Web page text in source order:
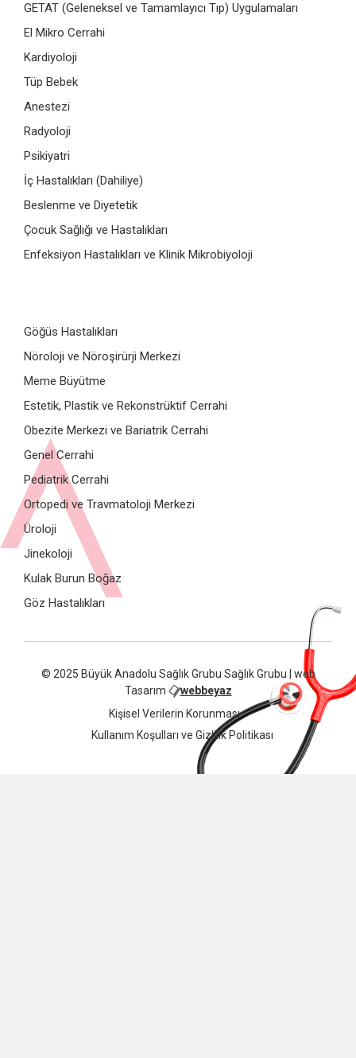
GETAT (Geleneksel ve Tamamlayıcı Tıp) Uygulamaları
El Mikro Cerrahi
Kardiyoloji
Tüp Bebek
Anestezi
Radyoloji
Psikiyatri
İç Hastalıkları (Dahiliye)
Beslenme ve Diyetetik
Çocuk Sağlığı ve Hastalıkları
Enfeksiyon Hastalıkları ve Klinik Mikrobiyoloji
Göğüs Hastalıkları
Nöroloji ve Nöroşirürji Merkezi
Meme Büyütme
Estetik, Plastik ve Rekonstrüktif Cerrahi
Obezite Merkezi ve Bariatrik Cerrahi
Genel Cerrahi
Pediatrik Cerrahi
Ortopedi ve Travmatoloji Merkezi
Üroloji
Jinekoloji
Kulak Burun Boğaz
Göz Hastalıkları
Kişisel Verilerin Korunması
Kullanım Koşulları ve Gizlilik Politikası
© 2025 Büyük Anadolu Sağlık Grubu Sağlık Grubu | web
Tasarım
webbeyaz